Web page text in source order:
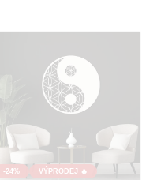
:) Pro zavěšení
pásku nebo malé hřebíky.
dokoupit přímo v
doporučíme
si chcete montáž
-24% VÝPRODEJ 🔥